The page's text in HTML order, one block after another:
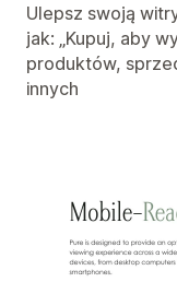
Ulepsz swoją
jak: „Kupuj, aby
produktów,
innych